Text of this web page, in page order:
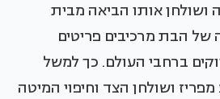
ושולחן אותו הביאה מבית
הבת מרכיבים פריטים
ברחבי העולם. כך למשל
ושולחן הצד וחיפוי המיטה